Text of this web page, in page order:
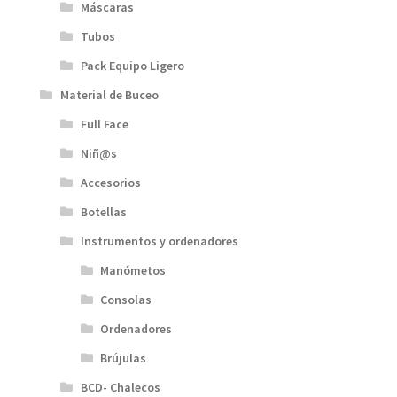
Máscaras
Tubos
Pack Equipo Ligero
Material de Buceo
Full Face
Niñ@s
Accesorios
Botellas
Instrumentos y ordenadores
Manómetos
Consolas
Ordenadores
Brújulas
BCD- Chalecos